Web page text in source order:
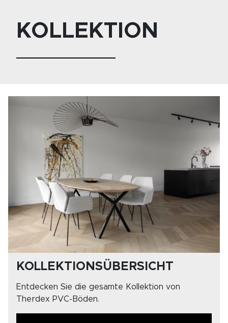
KOLLEKTION
KOLLEKTIONSÜBERSICHT
Entdecken Sie die gesamte Kollektion von
Therdex PVC-Böden.